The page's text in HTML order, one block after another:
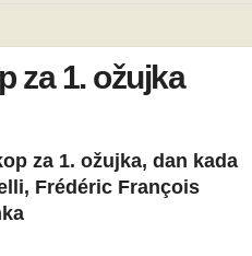
za 1. ožujka
za 1. ožujka, dan kada
Frédéric François